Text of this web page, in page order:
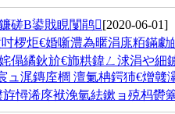
磋В鍙戝睍闅鹃[2020-06-01]
椤炬€婚噺澧為暱涓庣粨鏋
傝繘鈥斺€斾粠鍏ㄥ浗涓や
ュ浘鏄庢櫚 澶氭柟鍔犻€熷竷
憳浠庝袱浼氫紶鏉ョ殑杩欎